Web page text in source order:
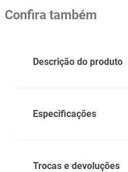
Confira também
Descrição do produto
Especificações
Trocas e devoluções